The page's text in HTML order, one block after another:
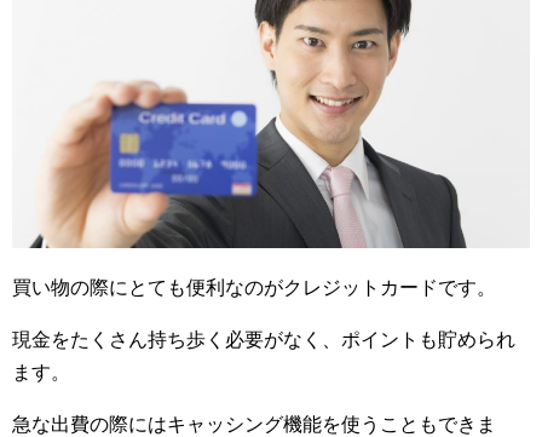
買い物の際にとても便利なのがクレジットカードです。
現金をたくさん持ち歩く必要がなく、ポイントも貯められ
ます。
急な出費の際にはキャッシング機能を使うこともできま